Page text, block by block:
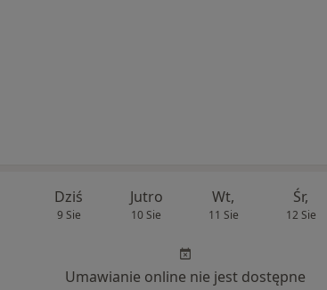
Dziś
9 Sie
Jutro
10 Sie
Wt,
11 Sie
Śr,
12 Sie
Umawianie online nie jest dostępne